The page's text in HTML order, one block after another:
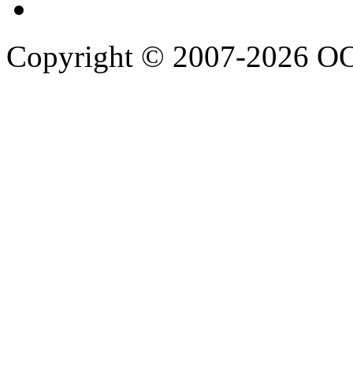
Copyright © 2007-2026